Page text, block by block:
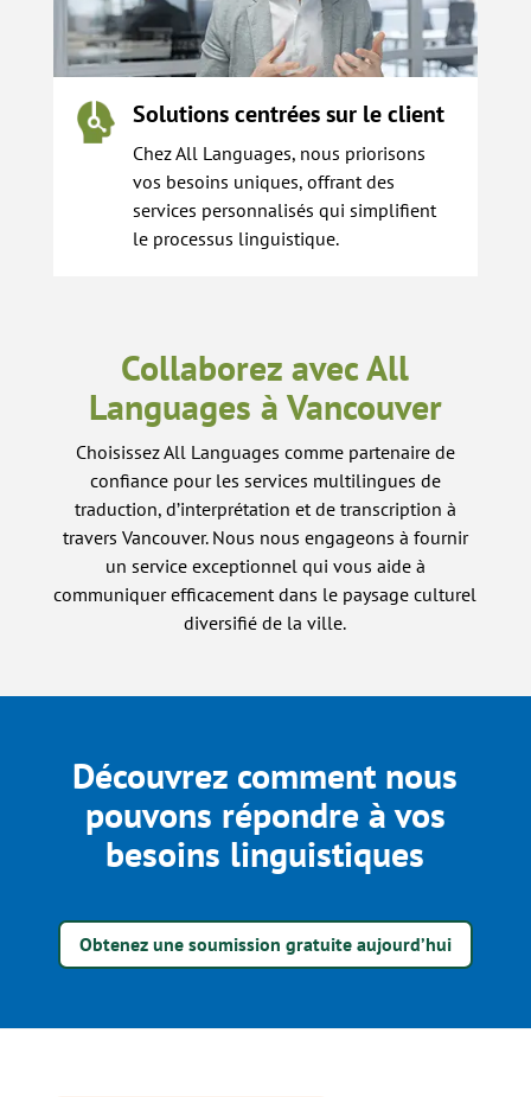
Solutions centrées sur le client
Chez All Languages, nous priorisons
vos besoins uniques, offrant des
services personnalisés qui simplifient
le processus linguistique.
Collaborez avec All
Languages à Vancouver
Choisissez All Languages comme partenaire de
confiance pour les services multilingues de
traduction, d’interprétation et de transcription à
travers Vancouver. Nous nous engageons à fournir
un service exceptionnel qui vous aide à
communiquer efficacement dans le paysage culturel
diversifié de la ville.
Découvrez comment nous
pouvons répondre à vos
besoins linguistiques
Obtenez une soumission gratuite aujourd’hui